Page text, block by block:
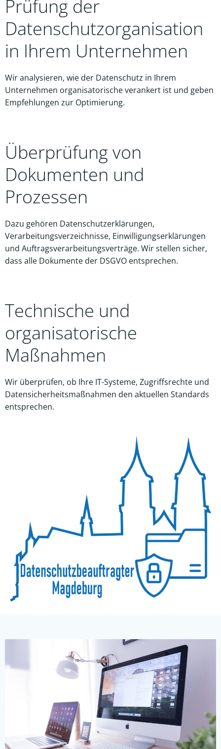
Prüfung der
Datenschutzorganisation
in Ihrem Unternehmen
Wir analysieren, wie der Datenschutz in Ihrem
Unternehmen organisatorische verankert ist und geben
Empfehlungen zur Optimierung.
Überprüfung von
Dokumenten und
Prozessen
Dazu gehören Datenschutzerklärungen,
Verarbeitungsverzeichnisse, Einwilligungserklärungen
und Auftragsverarbeitungsverträge. Wir stellen sicher,
dass alle Dokumente der DSGVO entsprechen.
Technische und
organisatorische
Maßnahmen
Wir überprüfen, ob Ihre IT-Systeme, Zugriffsrechte und
Datensicherheitsmaßnahmen den aktuellen Standards
entsprechen.